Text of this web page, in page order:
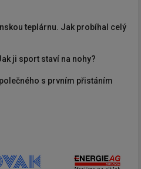
teplárnu. Jak probíhal celý
ji sport staví na nohy?
s prvním přistáním